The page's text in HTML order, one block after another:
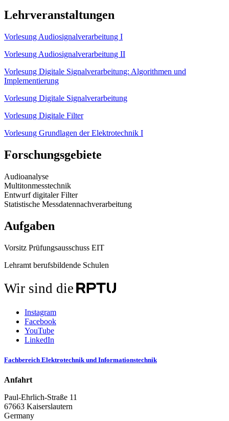
Lehrveranstaltungen
Vorlesung Audiosignalverarbeitung I
Vorlesung Audiosignalverarbeitung II
Vorlesung Digitale Signalverarbeitung: Algorithmen und
Implementierung
Vorlesung Digitale Signalverarbeitung
Vorlesung Digitale Filter
Vorlesung Grundlagen der Elektrotechnik I
Forschungsgebiete
Audioanalyse
Multitonmesstechnik
Entwurf digitaler Filter
Statistische Messdatennachverarbeitung
Aufgaben
Vorsitz Prüfungsausschuss EIT
Lehramt berufsbildende Schulen
Wir sind die
Instagram
Facebook
YouTube
LinkedIn
Fachbereich Elektrotechnik und Informationstechnik
Anfahrt
Paul-Ehrlich-Straße 11
67663 Kaiserslautern
Germany